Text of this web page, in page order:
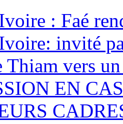
: Faé
invité
Thiam vers
EN